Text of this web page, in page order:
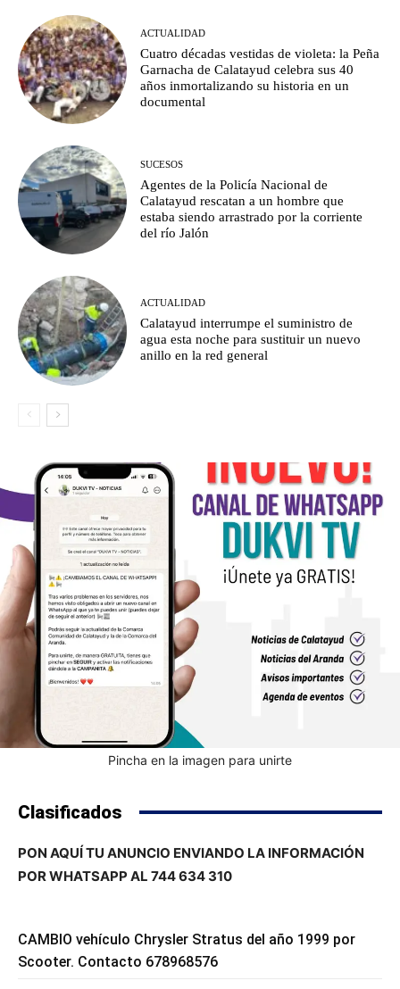
ACTUALIDAD
Cuatro décadas vestidas de violeta: la Peña
Garnacha de Calatayud celebra sus 40
años inmortalizando su historia en un
documental
SUCESOS
Agentes de la Policía Nacional de
Calatayud rescatan a un hombre que
estaba siendo arrastrado por la corriente
del río Jalón
ACTUALIDAD
Calatayud interrumpe el suministro de
agua esta noche para sustituir un nuevo
anillo en la red general
Pincha en la imagen para unirte
Clasificados
PON AQUÍ TU ANUNCIO ENVIANDO LA INFORMACIÓN
POR WHATSAPP AL 744 634 310
CAMBIO vehículo Chrysler Stratus del año 1999 por
Scooter. Contacto 678968576